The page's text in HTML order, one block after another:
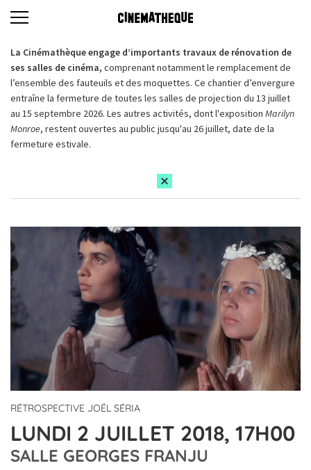
La Cinémathèque engage d’importants travaux de rénovation de
ses salles de cinéma, comprenant notamment le remplacement de
l’ensemble des fauteuils et des moquettes. Ce chantier d’envergure
entraîne la fermeture de toutes les salles de projection du 13 juillet
au 15 septembre 2026. Les autres activités, dont l'exposition Marilyn
Monroe, restent ouvertes au public jusqu'au 26 juillet, date de la
fermeture estivale.
RÉTROSPECTIVE JOËL SÉRIA
LUNDI 2 JUILLET 2018, 17H00
SALLE GEORGES FRANJU